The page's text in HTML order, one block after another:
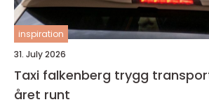
inspiration
31. July 2026
Taxi falkenberg trygg transport längs kusten
året runt